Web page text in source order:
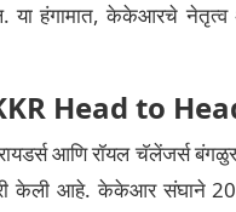
या हंगामात, केकेआरचे
Head to
रायडर्स आणि रॉयल चॅलेंजर्स
केली आहे. केकेआर